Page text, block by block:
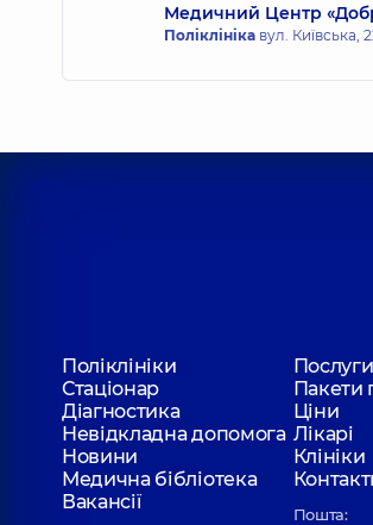
Медичний Центр
Поліклініка вул. Київська,
Поліклініки
Послуги
Стаціонар
Пакети
Діагностика
Ціни
Невідкладна допомога Лікарі
Новини
Клініки
Медична бібліотека
Вакансії
Пошта: